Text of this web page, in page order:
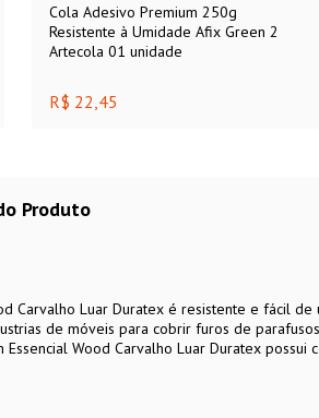
Cola Adesivo Premium 250g
Resistente à Umidade Afix Green 2
Artecola 01 unidade
R$ 22,45
Produto
Carvalho Luar Duratex é resistente e fácil de
de móveis para cobrir furos de
Essencial Wood Carvalho Luar Duratex possui